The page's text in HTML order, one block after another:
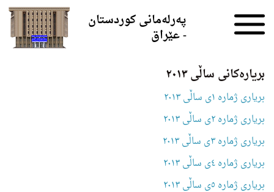
پەرلەمانی کوردستان
- عێراق
بریارەکانی ساڵی ٢٠١٣
بریاری ژمارە ١ی ساڵی ٢٠١٣
بریاری ژمارە ٢ی ساڵی ٢٠١٣
بریاری ژمارە ٣ی ساڵی ٢٠١٣
بریاری ژمارە ٤ی ساڵی ٢٠١٣
بریاری ژمارە ٥ی ساڵی ٢٠١٣